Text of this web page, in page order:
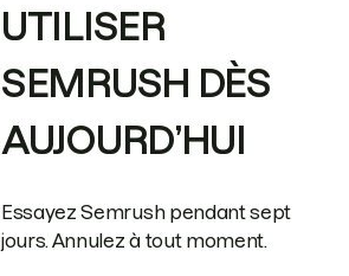
UTILISER
SEMRUSH DÈS
AUJOURD’HUI
Essayez Semrush pendant sept
jours. Annulez à tout moment.